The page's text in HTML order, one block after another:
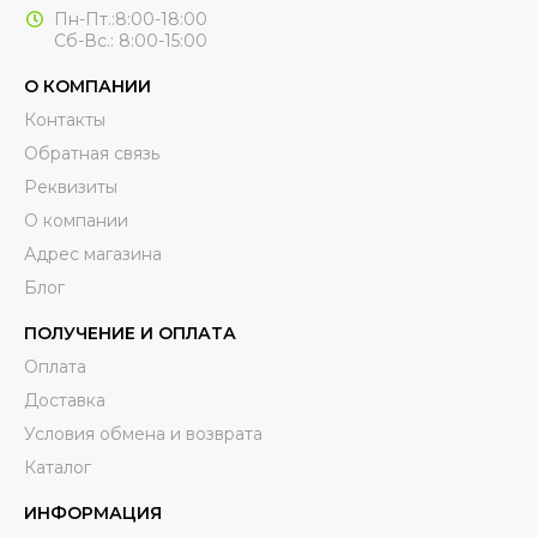
Пн-Пт.:8:00-18:00
Сб-Вс.: 8:00-15:00
О КОМПАНИИ
Контакты
Обратная связь
Реквизиты
О компании
Адрес магазина
Блог
ПОЛУЧЕНИЕ И ОПЛАТА
Оплата
Доставка
Условия обмена и возврата
Каталог
ИНФОРМАЦИЯ